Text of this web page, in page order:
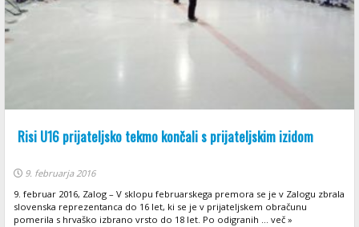
Risi U16 prijateljsko tekmo končali s prijateljskim izidom
9. februarja 2016
9. februar 2016, Zalog – V sklopu februarskega premora se je v Zalogu zbrala
slovenska reprezentanca do 16 let, ki se je v prijateljskem obračunu
pomerila s hrvaško izbrano vrsto do 18 let. Po odigranih ... več »